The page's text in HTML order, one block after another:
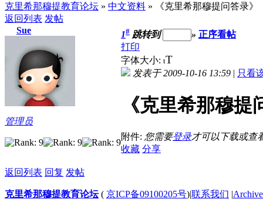
克里希那穆提教育论坛 » 中文资料 » 《克里希那穆提问答录》
返回列表 发帖
Sue
管理员
1# 跳转到 » 正序看帖
打印
字体大小: tT
发表于 2009-10-16 13:59 | 只看
《克里希那穆
附件: 您需要登录才可以下载或查
收藏 分享
返回列表 回复 发帖
克里希那穆提教育论坛( 京ICP备09100205号)|联系我们 |